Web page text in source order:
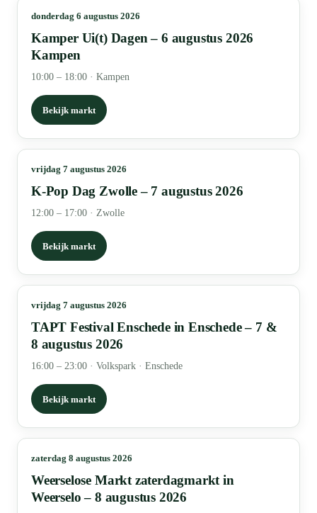
donderdag 6 augustus 2026
Kamper Ui(t) Dagen – 6 augustus 2026
Kampen
10:00 – 18:00 · Kampen
Bekijk markt
vrijdag 7 augustus 2026
K-Pop Dag Zwolle – 7 augustus 2026
12:00 – 17:00 · Zwolle
Bekijk markt
vrijdag 7 augustus 2026
TAPT Festival Enschede in Enschede – 7 &
8 augustus 2026
16:00 – 23:00 · Volkspark · Enschede
Bekijk markt
zaterdag 8 augustus 2026
Weerselose Markt zaterdagmarkt in
Weerselo – 8 augustus 2026